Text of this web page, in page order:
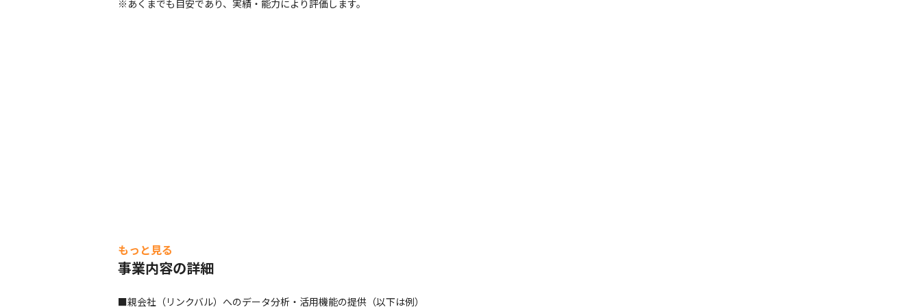
※あくまでも目安であり、実績・能力により評価します。
もっと見る
事業内容の詳細
■親会社（リンクバル）へのデータ分析・活用機能の提供（以下は例）